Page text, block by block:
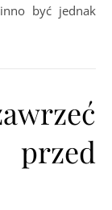
być jednak